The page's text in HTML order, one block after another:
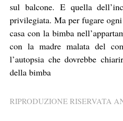
sul balcone. E quella
privilegiata. Ma per fugare
casa con la bimba
con la madre malata del
l’autopsia che dovrebbe
della bimba
RIPRODUZIONE RISERVATA